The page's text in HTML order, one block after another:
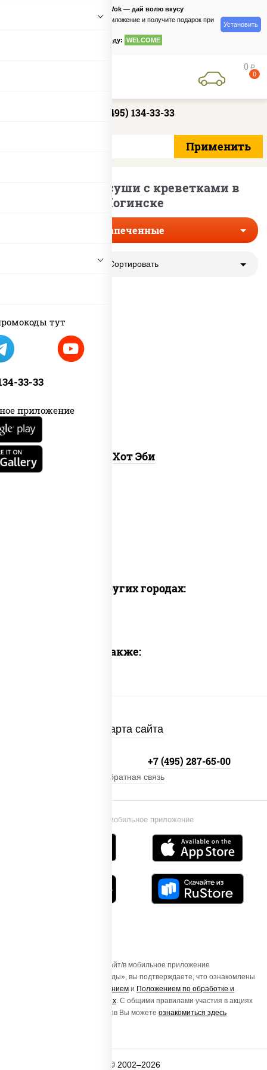
тут
33-33
приложение
PizzaSushiWok — дай волю вкусу
Скачайте приложение и получите подарок при
по промокоду: WELCOME
Установить
0 руб
0
+7 (495) 134-33-33
Запеченные суши с креветками в
Ногинске
Запеченные
Сортировать
рис, нори, креветки, соус "хот"
Хот Эби
Доставка в других городах:
Предлагаем также:
Карта сайта
Установи мобильное приложение
+7 (495) 287-65-00
Обратная связь
Осуществляя вход на этот Сайт/в мобильное приложение
«ПиццаСушиВок - доставка еды», вы подтверждаете, что ознакомлены
Пользовательским соглашением и Положением по обработке и
защите персональных данных. С общими правилами участия в акциях
и порядке получения подарков Вы можете ознакомиться здесь
© 2002–2026